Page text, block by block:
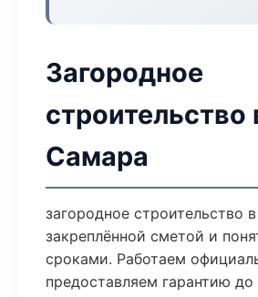
Загородное
строительство
Самара
загородное строительство
закреплённой сметой и
сроками. Работаем
предоставляем гарантию до